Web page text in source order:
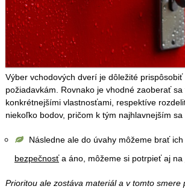
Výber vchodových dverí je dôležité prispôsobiť
požiadavkám. Rovnako je vhodné zaoberať sa
konkrétnejšími vlastnosťami, respektíve
niekoľko bodov, pričom k tým najhlavnejším
Následne ale do úvahy môžeme brať ich
bezpečnosťa áno, môžeme si potrpieť aj na
Prioritou ale zostáva materiál a v tomto smere